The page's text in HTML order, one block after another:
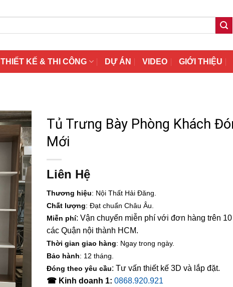
THIẾT KẾ & THI CÔNG DỰ ÁN VIDEO GIỚI THIỆU
Tủ Trưng Bày Phòng Khách
Mới
Liên Hệ
Thương hiệu: Nội Thất Hải Đăng.
Chất lượng: Đạt chuẩn Châu Âu.
Miễn phí: Vận chuyển miễn phí với đơn hàng trên 10
các Quận nội thành HCM.
Thời gian giao hàng: Ngay trong ngày.
Bảo hành: 12 tháng.
Đóng theo yêu cầu: Tư vấn thiết kế 3D và lắp đặt.
☎ Kinh doanh 1: 0868.920.921